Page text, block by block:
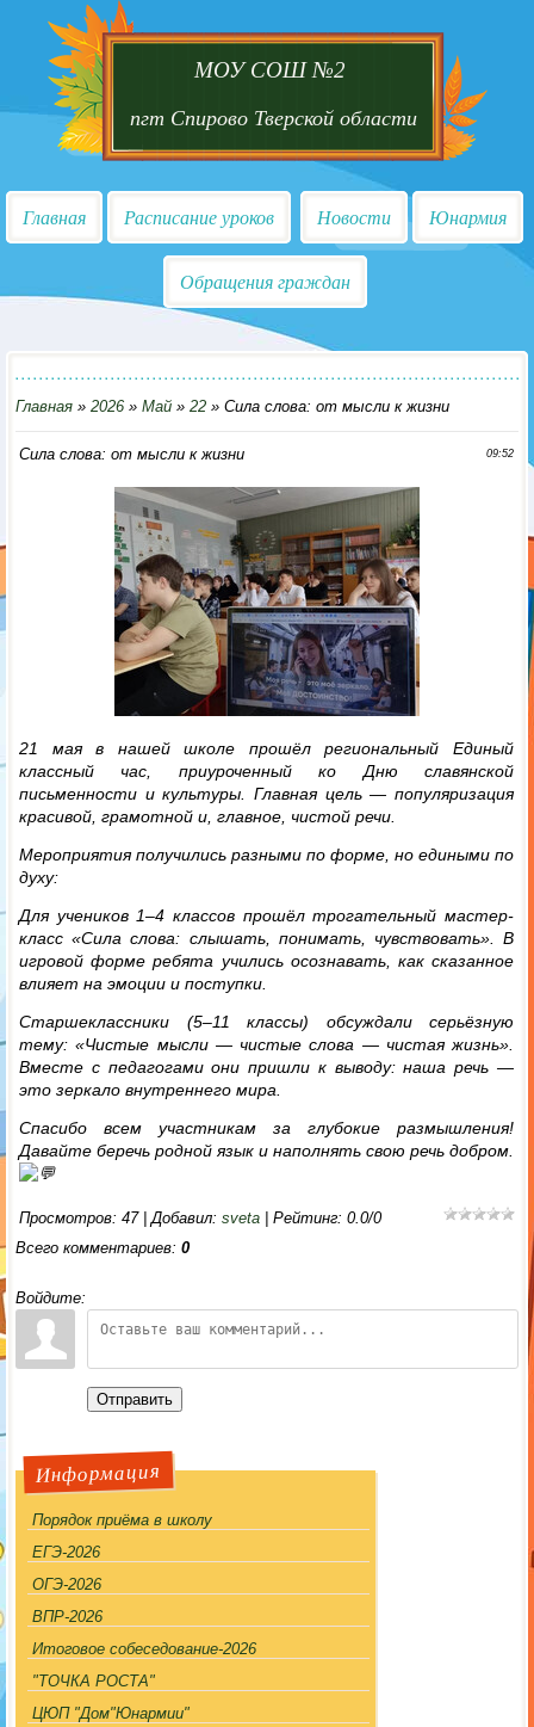
МОУ СОШ №2
пгт Спирово Тверской области
Главная Расписание уроков Новости Юнармия
Обращения граждан
Главная » 2026 » Май » 22 » Сила слова: от мысли к жизни
09:52
Сила слова: от мысли к жизни
21 мая в нашей школе прошёл региональный Единый
классный час, приуроченный ко Дню славянской
письменности и культуры. Главная цель — популяризация
красивой, грамотной и, главное, чистой речи.
Мероприятия получились разными по форме, но едиными по
духу:
Для учеников 1–4 классов прошёл трогательный мастер-
класс «Сила слова: слышать, понимать, чувствовать». В
игровой форме ребята учились осознавать, как сказанное
влияет на эмоции и поступки.
Старшеклассники (5–11 классы) обсуждали серьёзную
тему: «Чистые мысли — чистые слова — чистая жизнь».
Вместе с педагогами они пришли к выводу: наша речь —
это зеркало внутреннего мира.
Спасибо всем участникам за глубокие размышления!
Давайте беречь родной язык и наполнять свою речь добром.
Просмотров: 47|Добавил: sveta Рейтинг: 0.0/0
Всего комментариев: 0
Войдите:
Отправить
Информация
Порядок приёма в школу
ЕГЭ-2026
ОГЭ-2026
ВПР-2026
Итоговое собеседование-2026
"ТОЧКА РОСТА"
ЦЮП "Дом"Юнармии"